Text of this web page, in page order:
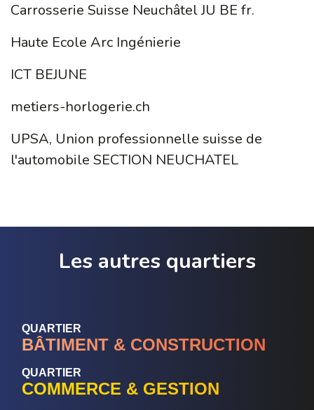
Carrosserie Suisse Neuchâtel JU BE fr.
Haute Ecole Arc Ingénierie
ICT BEJUNE
metiers-horlogerie.ch
UPSA, Union professionnelle suisse de
l'automobile SECTION NEUCHATEL
Les autres quartiers
QUARTIER
BÂTIMENT & CONSTRUCTION
QUARTIER
COMMERCE & GESTION